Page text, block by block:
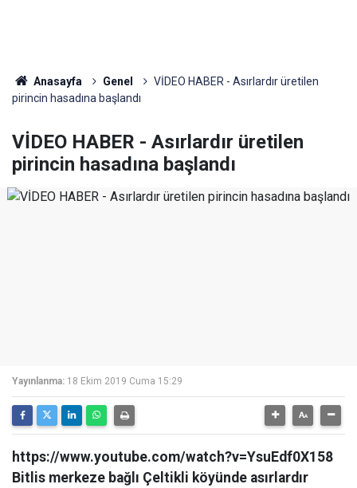
Anasayfa Genel
VİDEO HABER - Asırlardır üretilen
pirincin hasadına başlandı
VİDEO HABER - Asırlardır üretilen
pirincin hasadına başlandı
Yayınlanma: 18 Ekim 2019 Cuma 15:29
https://www.youtube.com/watch?v=YsuEdf0X158
Bitlis merkeze bağlı Çeltikli köyünde asırlardır